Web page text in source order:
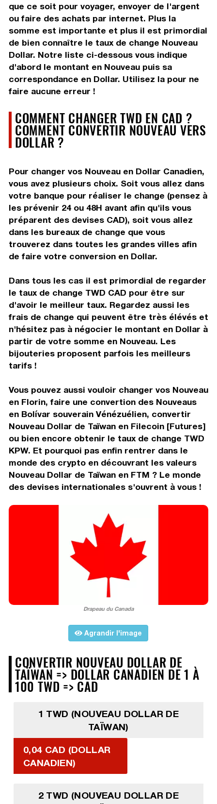
que ce soit pour voyager, envoyer de l'argent
ou faire des achats par internet. Plus la
somme est importante et plus il est primordial
de bien connaître le taux de change Nouveau
Dollar. Notre liste ci-dessous vous indique
d'abord le montant en Nouveau puis sa
correspondance en Dollar. Utilisez la pour ne
faire aucune erreur !
COMMENT CHANGER TWD EN CAD ?
COMMENT CONVERTIR NOUVEAU VERS
DOLLAR ?
Pour changer vos Nouveau en Dollar Canadien,
vous avez plusieurs choix. Soit vous allez dans
votre banque pour réaliser le change (pensez à
les prévenir 24 ou 48H avant afin qu'ils vous
préparent des devises CAD), soit vous allez
dans les bureaux de change que vous
trouverez dans toutes les grandes villes afin
de faire votre conversion en Dollar.
Dans tous les cas il est primordial de regarder
le taux de change TWD CAD pour être sur
d'avoir le meilleur taux. Regardez aussi les
frais de change qui peuvent être très élévés et
n'hésitez pas à négocier le montant en Dollar à
partir de votre somme en Nouveau. Les
bijouteries proposent parfois les meilleurs
tarifs !
Vous pouvez aussi vouloir changer vos Nouveau
en Florin, faire une convertion des Nouveaus
en Bolívar souverain Vénézuélien, convertir
Nouveau Dollar de Taïwan en Filecoin [Futures]
ou bien encore obtenir le taux de change TWD
KPW. Et pourquoi pas enfin rentrer dans le
monde des crypto en découvrant les valeurs
Nouveau Dollar de Taïwan en FTM ? Le monde
des devises internationales s'ouvrent à vous !
Drapeau du Canada
Agrandir l'image
CONVERTIR NOUVEAU DOLLAR DE
TAÏWAN => DOLLAR CANADIEN DE 1 À
100 TWD => CAD
1 TWD (NOUVEAU DOLLAR DE
TAÏWAN)
0,04 CAD (DOLLAR
CANADIEN)
2 TWD (NOUVEAU DOLLAR DE